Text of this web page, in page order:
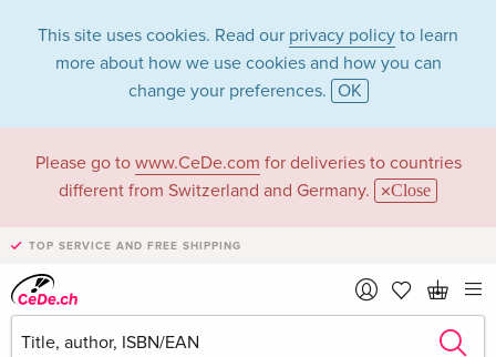
This site uses cookies. Read our privacy policy to learn
more about how we use cookies and how you can
change your preferences. OK
Please go to www.CeDe.com for deliveries to countries
different from Switzerland and Germany.
Close
TOP SERVICE AND FREE SHIPPING